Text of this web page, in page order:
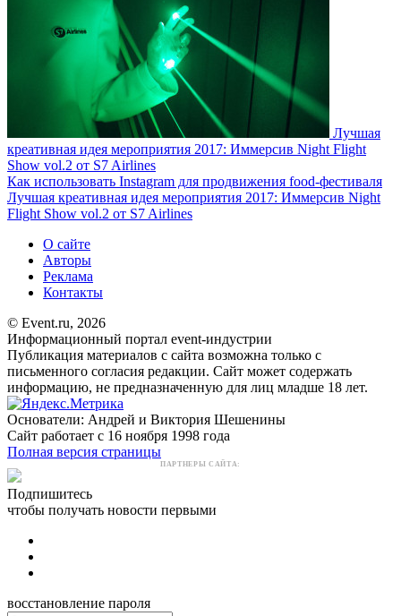
Лучшая
креативная идея мероприятия 2017: Иммерсив Night Flight
Show vol.2 от S7 Airlines
Как использовать Instagram для продвижения food-фестиваля
Лучшая креативная идея мероприятия 2017: Иммерсив Night
Flight Show vol.2 от S7 Airlines
О сайте
Авторы
Реклама
Контакты
© Event.ru, 2026
Информационный портал event-индустрии
Публикация материалов с сайта возможна только с
письменного согласия редакции. Сайт может содержать
информацию, не предназначенную для лиц младше 18 лет.
Основатели: Андрей и Виктория Шешенины
Сайт работает с 16 ноября 1998 года
Полная версия страницы
ПАРТНЕРЫ САЙТА:
Подпишитесь
чтобы получать новости первыми
восстановление пароля